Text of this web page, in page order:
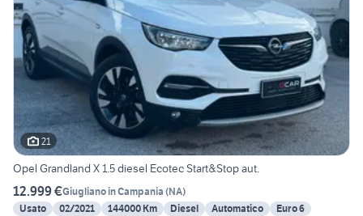
21
Opel Grandland X 1.5 diesel Ecotec Start&Stop aut.
12.999 €Giugliano in Campania (NA)
Usato
02/2021 144000 Km Diesel Automatico
Euro 6